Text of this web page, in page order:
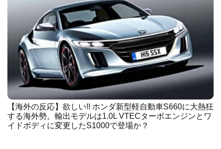
【海外の反応】欲しい!! ホンダ新型軽自動車S660に大熱狂
する海外勢。輸出モデルは1.0L VTECターボエンジンとワ
イドボディに変更したS1000で登場か？